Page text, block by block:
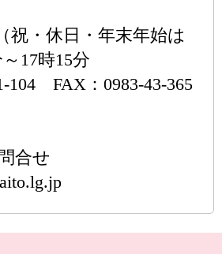
祝・休日・年末年始は
17時15分
104 FAX：0983-43-365
合せ